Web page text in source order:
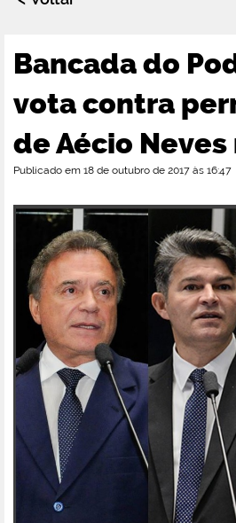
Bancada do
vota contra
de Aécio Neves
Publicado em 18 de outubro de 2017 às 16:47